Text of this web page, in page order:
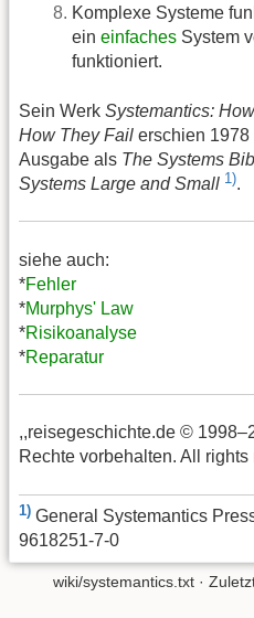
Komplexe Systeme
ein einfaches System
funktioniert.
Sein Werk Systemantics:
How They Fail erschien 1978
Ausgabe als The Systems
Systems Large and Small 1).
siehe auch:
*Fehler
*Murphys' Law
*Risikoanalyse
*Reparatur
,,reisegeschichte.de ©
Rechte vorbehalten. All rights
1) General Systemantics
9618251-7-0
wiki/systemantics.txt ·